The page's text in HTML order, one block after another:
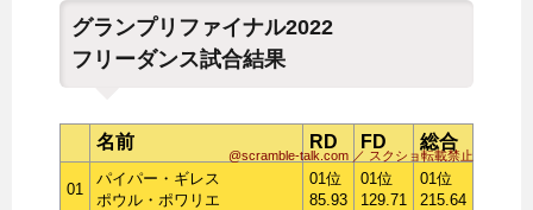
グランプリファイナル2022
フリーダンス試合結果
@scramble-talk.com ／ スクショ転載禁止
名前 RD FD 総合
01
パイパー・ギレス
ポウル・ポワリエ
01位
85.93
01位
129.71
01位
215.64